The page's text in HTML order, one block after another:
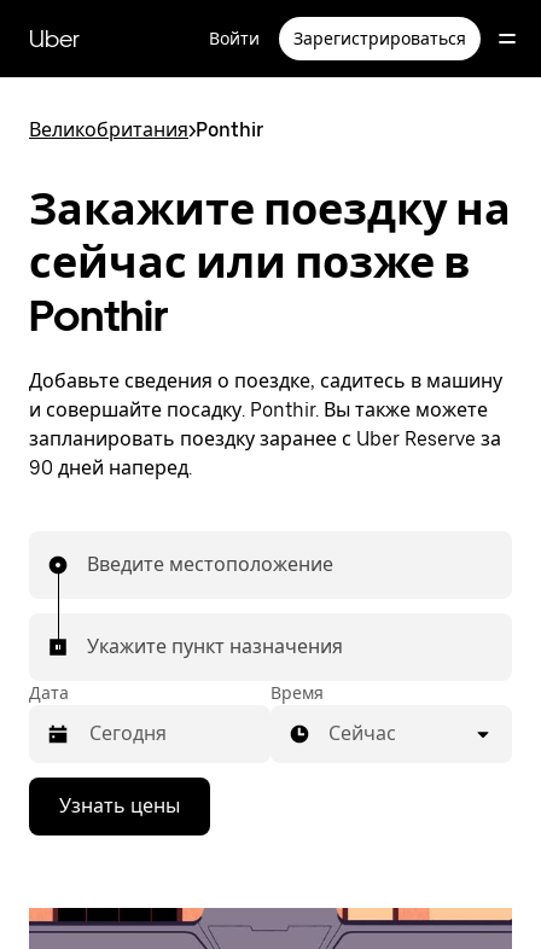
перейти
к
содержимому
Uber Войти Зарегистрироваться
Великобритания>Ponthir
Закажите поездку на
сейчас или позже в
Ponthir
Добавьте сведения о поездке, садитесь в машину
и совершайте посадку. Ponthir. Вы также можете
запланировать поездку заранее с Uber Reserve за
90 дней наперед.
Введите местоположение
Укажите пункт назначения
Дата
Нажмите
стрелку
вниз,
календарю
Время
Сейчас
Узнать цены